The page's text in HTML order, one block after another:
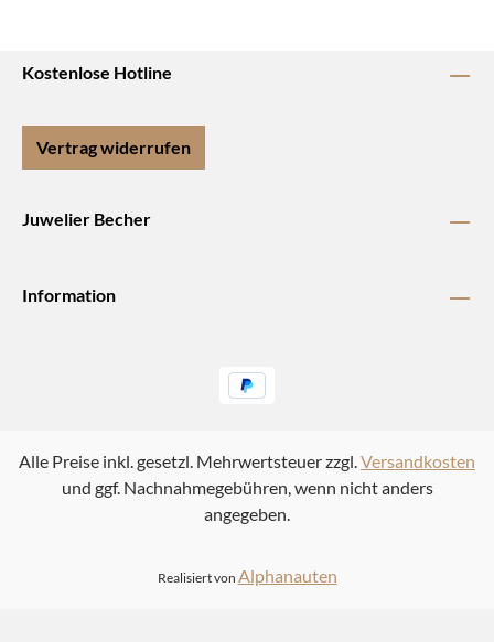
Kostenlose Hotline
Vertrag widerrufen
Juwelier Becher
Information
Alle Preise inkl. gesetzl. Mehrwertsteuer zzgl.Versandkosten
und ggf. Nachnahmegebühren, wenn nicht anders
angegeben.
Realisiert von Alphanauten